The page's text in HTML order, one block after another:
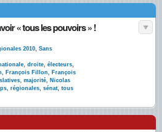
« tous les pouvoirs » !
2010, Sans
, droite, électeurs,
, François Fillon, François
, majorité, Nicolas
ps, régionales, sénat, tous